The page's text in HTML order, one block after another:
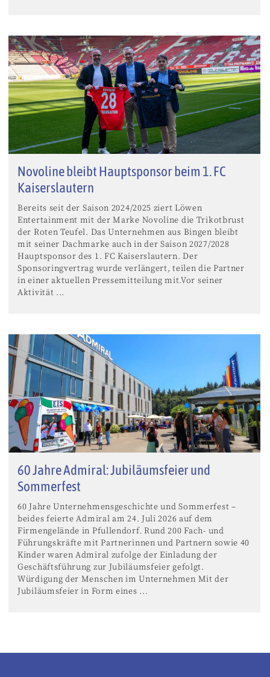
Novoline bleibt Hauptsponsor beim 1. FC
Kaiserslautern
Bereits seit der Saison 2024/2025 ziert Löwen
Entertainment mit der Marke Novoline die Trikotbrust
der Roten Teufel. Das Unternehmen aus Bingen bleibt
mit seiner Dachmarke auch in der Saison 2027/2028
Hauptsponsor des 1. FC Kaiserslautern. Der
Sponsoringvertrag wurde verlängert, teilen die Partner
in einer aktuellen Pressemitteilung mit.Vor seiner
Aktivität ...
60 Jahre Admiral: Jubiläumsfeier und
Sommerfest
60 Jahre Unternehmensgeschichte und Sommerfest –
beides feierte Admiral am 24. Juli 2026 auf dem
Firmengelände in Pfullendorf. Rund 200 Fach- und
Führungskräfte mit Partnerinnen und Partnern sowie 40
Kinder waren Admiral zufolge der Einladung der
Geschäftsführung zur Jubiläumsfeier gefolgt.
Würdigung der Menschen im Unternehmen Mit der
Jubiläumsfeier in Form eines ...